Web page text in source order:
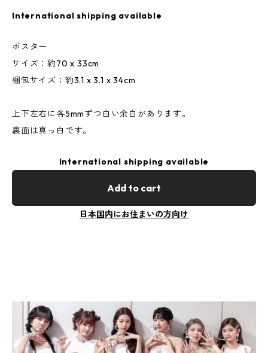
International shipping available
ポスター
サイズ：約70 x 33cm
梱包サイズ：約3.1 x 3.1 x 34cm
上下左右に各5mmずつ白い余白があります。
裏面は真っ白です。
International shipping available
Add to cart
日本国内にお住まいの方向け